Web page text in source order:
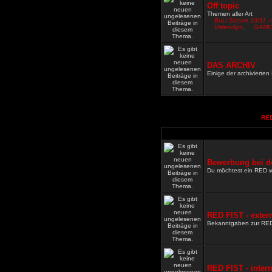
Off topic
Themen aller Art
BuLi Saison 10/11 -
Videoclips
DAS ARCHIV
Einige der
Bewerbung bei
Du möchtest ein RED
RED FIST -
Bekanntgaben zur
RED FIST - intern